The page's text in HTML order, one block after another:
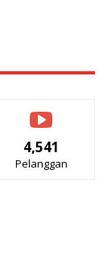
4,541
Pelanggan